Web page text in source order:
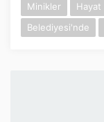
Twitter
Minikler Hayat
Belediyesi'nde